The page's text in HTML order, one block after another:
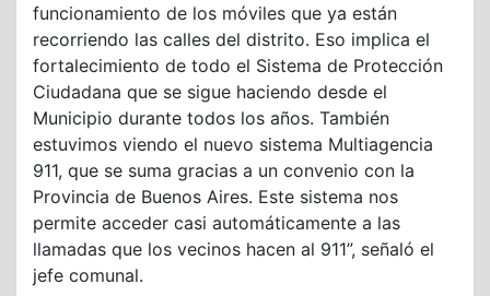
funcionamiento de los móviles que ya están
recorriendo las calles del distrito. Eso implica el
fortalecimiento de todo el Sistema de Protección
Ciudadana que se sigue haciendo desde el
Municipio durante todos los años. También
estuvimos viendo el nuevo sistema Multiagencia
911, que se suma gracias a un convenio con la
Provincia de Buenos Aires. Este sistema nos
permite acceder casi automáticamente a las
llamadas que los vecinos hacen al 911”, señaló el
jefe comunal.